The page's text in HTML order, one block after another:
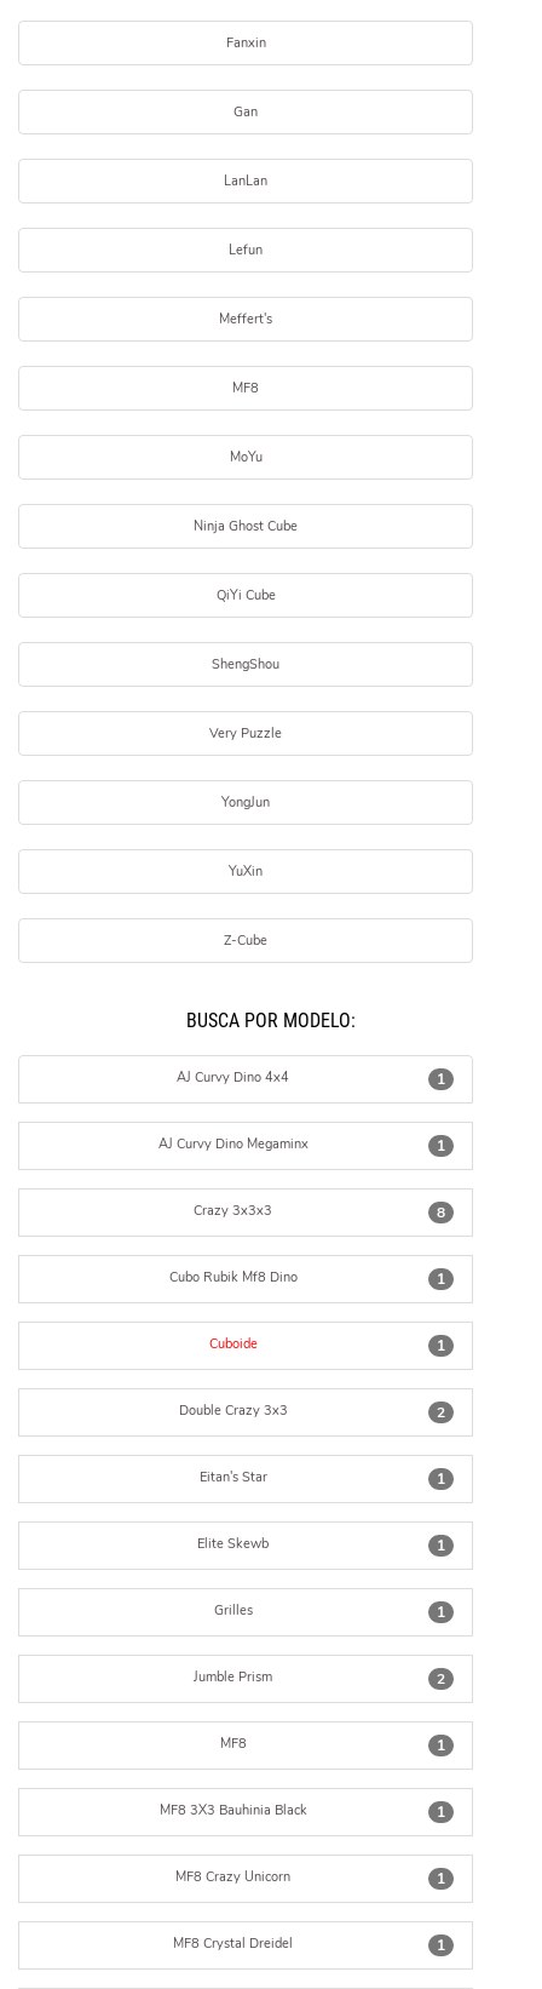
Fanxin
Gan
LanLan
Lefun
Meffert's
MF8
MoYu
Ninja Ghost Cube
QiYi Cube
ShengShou
Very Puzzle
YongJun
YuXin
Z-Cube
BUSCÁ POR MODELO:
1
AJ Curvy Dino 4x4
1
AJ Curvy Dino Megaminx
8
Crazy 3x3x3
1
Cubo Rubik Mf8 Dino
1
Cuboide
2
Double Crazy 3x3
1
Eitan's Star
1
Elite Skewb
1
Grilles
2
Jumble Prism
1
MF8
1
MF8 3X3 Bauhinia Black
1
MF8 Crazy Unicorn
1
MF8 Crystal Dreidel